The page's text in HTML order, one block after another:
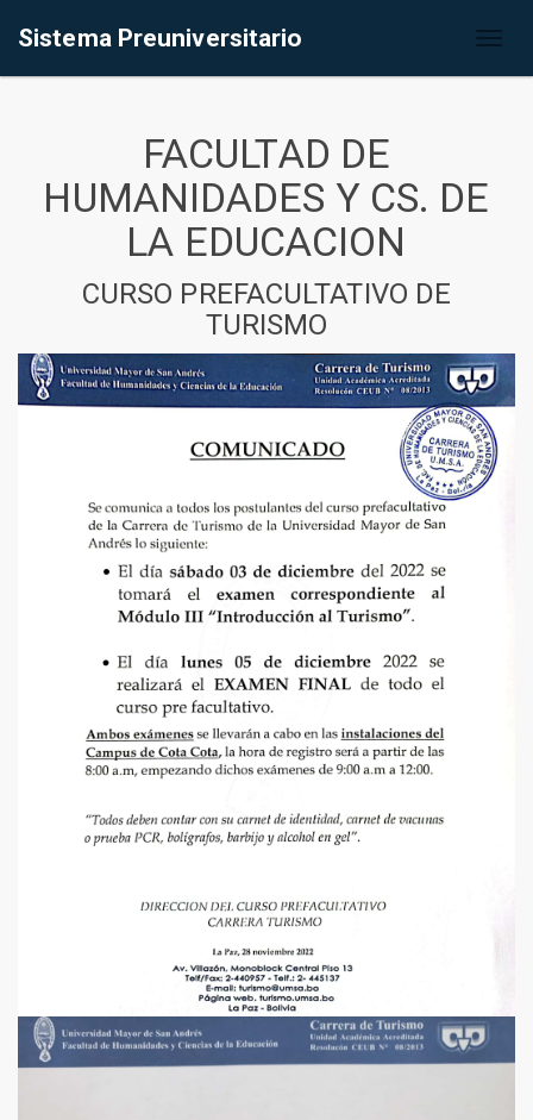
Sistema Preuniversitario
FACULTAD DE
HUMANIDADES Y CS. DE
LA EDUCACION
CURSO PREFACULTATIVO DE
TURISMO